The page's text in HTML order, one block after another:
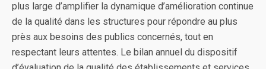
plus large d’amplifier la dynamique d’amélioration continue
de la qualité dans les structures pour répondre au plus
près aux besoins des publics concernés, tout en
respectant leurs attentes. Le bilan annuel du dispositif